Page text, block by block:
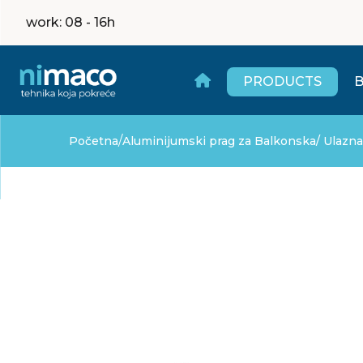
work: 08 - 16h
PRODUCTS
Početna/Aluminijumski prag za Balkonska/